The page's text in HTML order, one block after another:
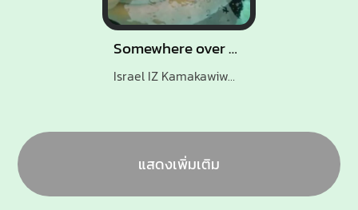
Somewhere over the Rainbow
Israel IZ Kamakawiwoʻole
แสดงเพิ่มเติม